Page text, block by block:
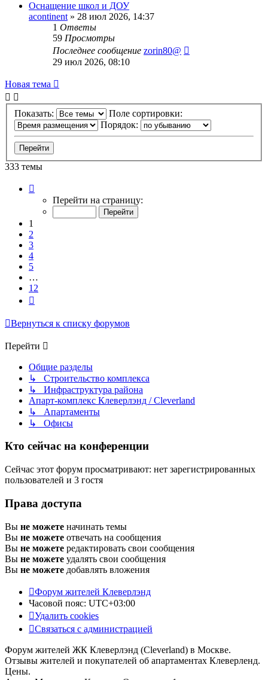
Оснащение школ и ДОУ
acontinent » 28 июл 2026, 14:37
1 Ответы
59 Просмотры
Последнее сообщение zorin80@
29 июл 2026, 08:10
Новая тема
Показать:
Поле сортировки:
Порядок:
333 темы
Перейти на страницу:
1
2
3
4
5
…
12
Вернуться к списку форумов
Перейти
Общие разделы
↳ Строительство комплекса
↳ Инфраструктура района
Апарт-комплекс Клеверлэнд / Cleverland
↳ Апартаменты
↳ Офисы
Кто сейчас на конференции
Сейчас этот форум просматривают: нет зарегистрированных
пользователей и 3 гостя
Права доступа
Вы не можете начинать темы
Вы не можете отвечать на сообщения
Вы не можете редактировать свои сообщения
Вы не можете удалять свои сообщения
Вы не можете добавлять вложения
Форум жителей Клеверлэнд
Часовой пояс: UTC+03:00
Удалить cookies
Связаться с администрацией
Форум жителей ЖК Клеверлэнд (Cleverland) в Москве.
Отзывы жителей и покупателей об апартаментах Клеверленд.
Цены.